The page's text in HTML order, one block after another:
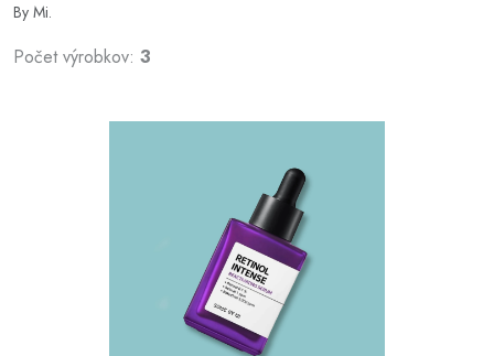
By Mi.
Počet výrobkov: 3